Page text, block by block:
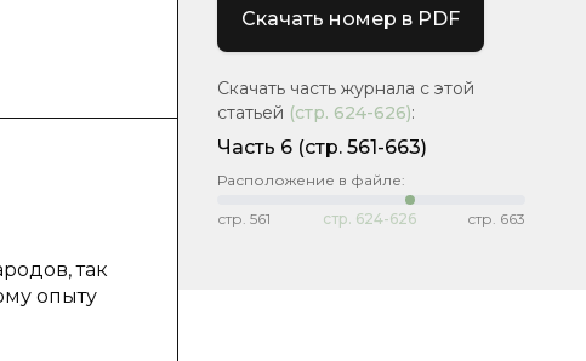
так
опыту
Скачать номер в PDF
Скачать часть журнала с этой
статьей (стр. 624-626):
Часть 6 (cтр. 561-663)
Расположение в файле:
стр. 561 стр. 624-626 стр. 663